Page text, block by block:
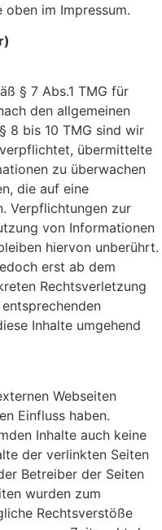
oben im Impressum.
§ 7 Abs.1 TMG für
den allgemeinen
8 bis 10 TMG sind wir
übermittelte
zu überwachen
die auf eine
Verpflichtungen zur
von Informationen
hiervon unberührt.
erst ab dem
Rechtsverletzung
Inhalte umgehend
Webseiten
Einfluss haben.
Inhalte auch keine
der verlinkten Seiten
Betreiber der Seiten
wurden zum
Rechtsverstöße